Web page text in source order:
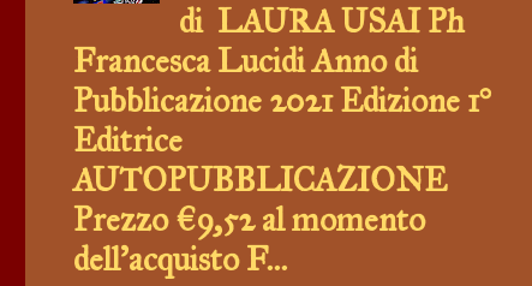
di LAURA USAI Ph
Francesca Lucidi Anno di
Pubblicazione 2021 Edizione 1°
Editrice
AUTOPUBBLICAZIONE
Prezzo €9,52 al momento
dell’acquisto F...